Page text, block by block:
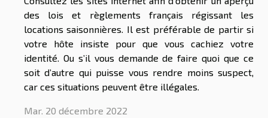
des lois et règlements français régissant les
locations saisonnières. Il est préférable de partir si
votre hôte insiste pour que vous cachiez votre
identité. Ou s’il vous demande de faire quoi que ce
soit d’autre qui puisse vous rendre moins suspect,
car ces situations peuvent être illégales.
Mar. 20 décembre 2022